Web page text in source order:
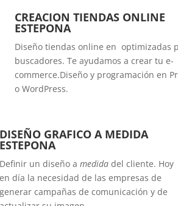
CREACION TIENDAS ONLINE
ESTEPONA
Diseño tiendas online en optimizadas
buscadores. Te ayudamos a crear tu e-
commerce.Diseño y programación en
o WordPress.
DISEÑO GRAFICO A MEDIDA
ESTEPONA
Definir un diseño amedida del cliente. Hoy
en día la necesidad de las empresas de
generar campañas de comunicación y de